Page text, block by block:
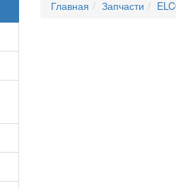
Главная Запчасти